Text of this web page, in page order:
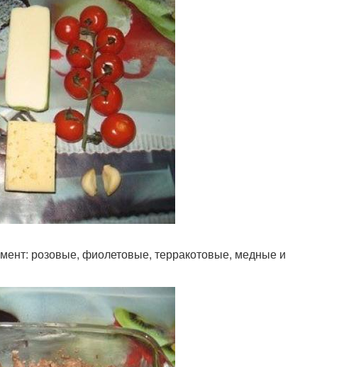
розовые, фиолетовые, терракотовые, медные и